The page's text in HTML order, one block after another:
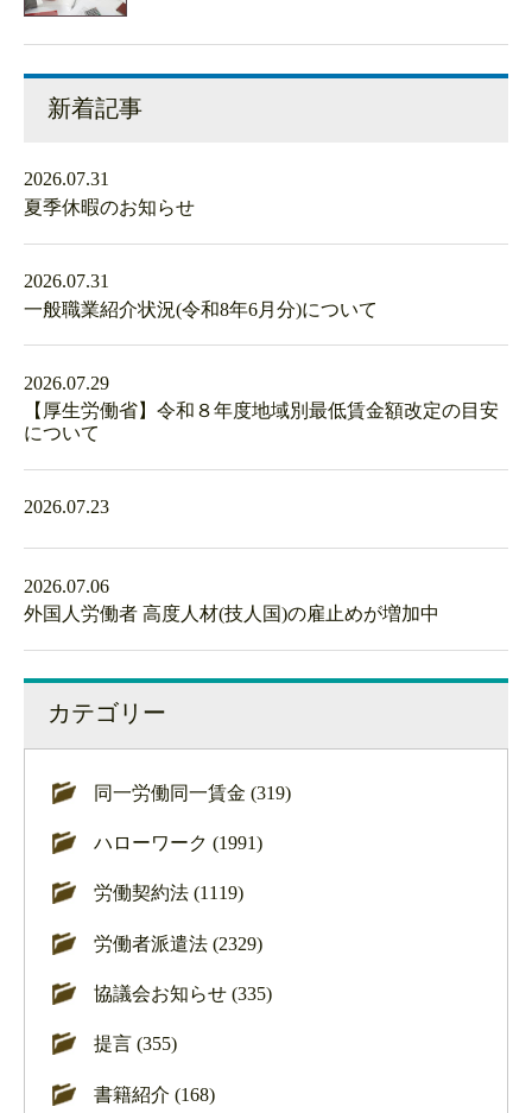
新着記事
2026.07.31
夏季休暇のお知らせ
2026.07.31
一般職業紹介状況(令和8年6月分)について
2026.07.29
【厚生労働省】令和８年度地域別最低賃金額改定の目安
について
2026.07.23
2026.07.06
外国人労働者 高度人材(技人国)の雇止めが増加中
カテゴリー
同一労働同一賃金 (319)
ハローワーク (1991)
労働契約法 (1119)
労働者派遣法 (2329)
協議会お知らせ (335)
提言 (355)
書籍紹介 (168)